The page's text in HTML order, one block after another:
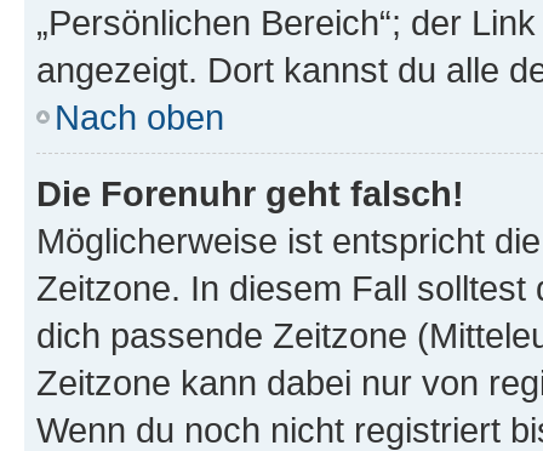
„Persönlichen Bereich“; der
angezeigt. Dort kannst du alle
Nach oben
Die Forenuhr geht falsch!
Möglicherweise ist entspricht
Zeitzone. In diesem Fall solltest
dich passende Zeitzone
Zeitzone kann dabei nur von
Wenn du noch nicht registriert